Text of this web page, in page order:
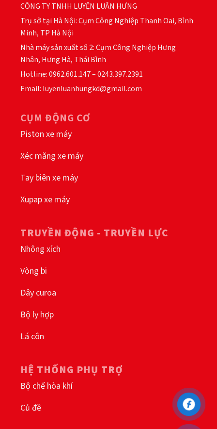
CÔNG TY TNHH LUYỆN LUÂN HƯNG
Trụ sở tại Hà Nội: Cụm Công Nghiệp Thanh Oai, Bình
Minh, TP Hà Nội
Nhà máy sản xuất số 2: Cụm Công Nghiệp Hưng
Nhân, Hưng Hà, Thái Bình
Hotline: 0962.601.147 – 0243.397.2391
Email: luyenluanhungkd@gmail.com
CỤM ĐỘNG CƠ
Piston xe máy
Xéc măng xe máy
Tay biên xe máy
Xupap xe máy
TRUYỀN ĐỘNG - TRUYỀN LỰC
Nhông xích
Vòng bi
Dây curoa
Bộ ly hợp
Lá côn
HỆ THỐNG PHỤ TRỢ
Bộ chế hòa khí
Củ đề